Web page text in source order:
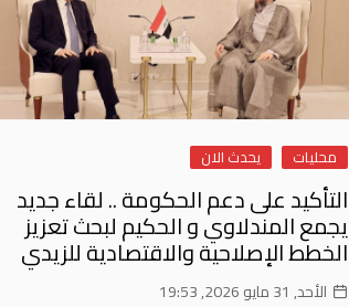
محليات يحدث الان
التأكيد على دعم الحكومة .. لقاء جديد
يجمع المندلاوي و الحكيم لبحث تعزيز
الخطط الإصلاحية والاقتصادية للزيدي
الأحد, 31 مايو 2026, 19:53